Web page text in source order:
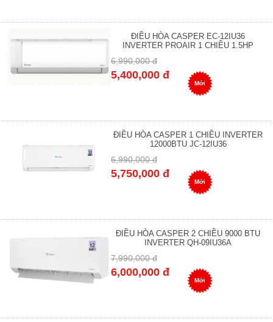
ĐIỀU HÒA CASPER EC-12IU36
INVERTER PROAIR 1 CHIỀU 1.5HP
6,990,000 đ
5,400,000 đ
Mới
ĐIỀU HÒA CASPER 1 CHIỀU INVERTER
12000BTU JC-12IU36
6,990,000 đ
5,750,000 đ
Mới
ĐIỀU HÒA CASPER 2 CHIỀU 9000 BTU
INVERTER QH-09IU36A
7,990,000 đ
6,000,000 đ
Mới